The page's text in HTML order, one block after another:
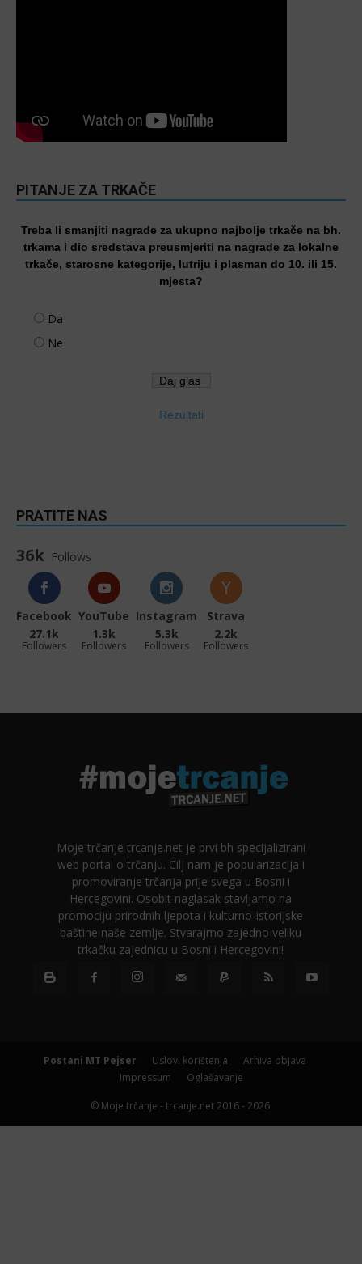
PITANJE ZA TRKAČE
Treba li smanjiti nagrade za ukupno najbolje trkače na bh.
trkama i dio sredstava preusmjeriti na nagrade za lokalne
trkače, starosne kategorije, lutriju i plasman do 10. ili 15.
mjesta?
Da
Ne
Rezultati
PRATITE NAS
36k Follows
Facebook
27.1k
Followers
YouTube
1.3k
Followers
Instagram
5.3k
Followers
Strava
2.2k
Followers
Moje trčanje trcanje.net je prvi bh specijalizirani
web portal o trčanju. Cilj nam je popularizacija i
promoviranje trčanja prije svega u Bosni i
Hercegovini. Osobit naglasak stavljamo na
promociju prirodnih ljepota i kulturno-istorijske
baštine naše zemlje. Stvarajmo zajedno veliku
trkačku zajednicu u Bosni i Hercegovini!
Postani MT Pejser Uslovi korištenja
Arhiva objava
Impressum
Oglašavanje
© Moje trčanje - trcanje.net 2016 - 2026.